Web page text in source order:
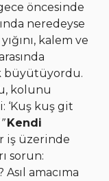
öncesinde
neredeyse
kalem ve
büyütüyordu.
kolunu
‘Kuş kuş git
”Kendi
iş üzerinde
sorun:
amacıma